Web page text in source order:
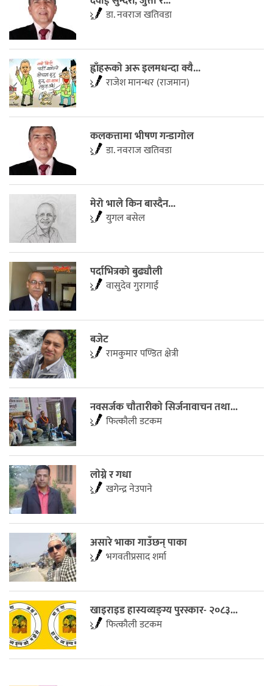
डा. नवराज खतिवडा
ह्वाँहरूकाे अरू इलमधन्दा क्यै...
राजेश मानन्धर (राजमान)
कलकत्तामा भीषण गन्डागोल
डा. नवराज खतिवडा
मेरो भाले किन बास्दैन...
युगल बसेल
पर्दाभित्रको बुढ्यौली
वासुदेव गुरागाईं
बजेट
रामकुमार पण्डित क्षेत्री
नवसर्जक चाैतारीकाे सिर्जनावाचन तथा...
फित्काैली डटकम
लाेग्ने र गधा
खगेन्द्र नेउपाने
असारे भाका गाउँछन् पाका
भगवतीप्रसाद शर्मा
खाइराइड हास्यव्यङ्ग्य पुरस्कार- २०८३...
फित्काैली डटकम